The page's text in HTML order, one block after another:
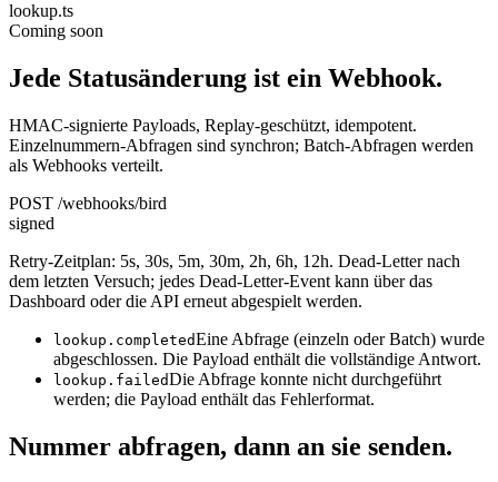
lookup.ts
Coming soon
Jede Statusänderung ist ein Webhook.
HMAC-signierte Payloads, Replay-geschützt, idempotent.
Einzelnummern-Abfragen sind synchron; Batch-Abfragen werden
als Webhooks verteilt.
POST /webhooks/bird
signed
Retry-Zeitplan: 5s, 30s, 5m, 30m, 2h, 6h, 12h. Dead-Letter nach
dem letzten Versuch; jedes Dead-Letter-Event kann über das
Dashboard oder die API erneut abgespielt werden.
lookup.completedEine Abfrage (einzeln oder Batch) wurde
abgeschlossen. Die Payload enthält die vollständige Antwort.
lookup.failedDie Abfrage konnte nicht durchgeführt
werden; die Payload enthält das Fehlerformat.
Nummer abfragen, dann an sie senden.